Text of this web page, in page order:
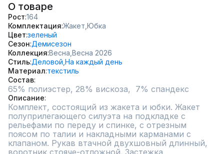
О товаре
Рост 164
Комплектация Жакет, Юбка
Цвет зеленый
Сезон Демисезон
Коллекция Весна, Весна 2026
Стиль Деловой, На каждый день
Материал текстиль
Состав
65% полиэстер, 28% вискоза,  7% спандекс
Описание
Комплект, состоящий из жакета и юбки. Жакет
полуприлегающего силуэта на подкладке с
рельефами по переду и спинке, с отрезным
поясом по талии и накладными карманами с
клапаном. Рукав втачной двухшовный длинный,
воротник стояче-отложной. Застежка